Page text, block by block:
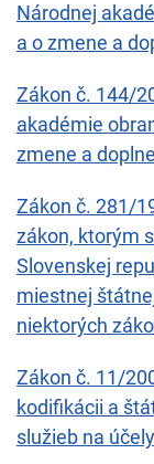
Národnej
a o zmene a
Zákon č. 144/
akadémie
zmene a
Zákon č. 281/
zákon, ktorým
Slovenskej
miestnej
niektorých
Zákon č. 11/
kodifikácii a
služieb na